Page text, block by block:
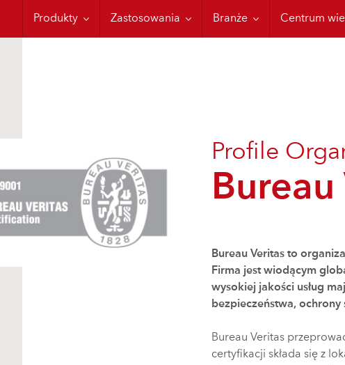
Produkty
Moisture ControlZastosowania
Konteneryzacja Branże
Aplikacje wojskowe
Centrum
Szkolenia
Profile
Bureau Veritas to
Firma jest wiodącym
wysokiej jakości usług
bezpieczeństwa,
Bureau Veritas
certyfikacji składa się z